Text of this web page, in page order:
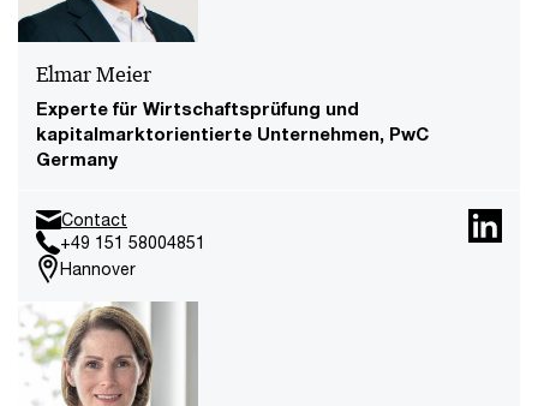
Elmar Meier
Experte für Wirtschaftsprüfung und
kapitalmarktorientierte Unternehmen, PwC
Germany
Contact
+49 151 58004851
Hannover